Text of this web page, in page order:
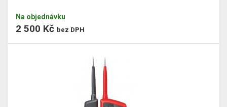
Na objednávku
2 500 Kč bez DPH